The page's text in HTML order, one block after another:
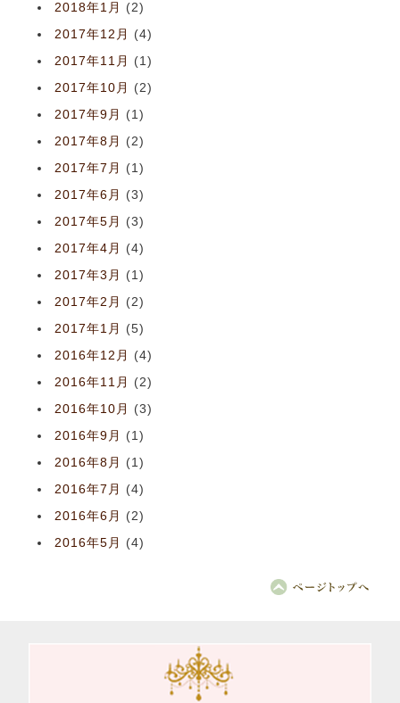
2018年1月
(2)
2017年12月
(4)
2017年11月
(1)
2017年10月
(2)
2017年9月
(1)
2017年8月
(2)
2017年7月
(1)
2017年6月
(3)
2017年5月
(3)
2017年4月
(4)
2017年3月
(1)
2017年2月
(2)
2017年1月
(5)
2016年12月
(4)
2016年11月
(2)
2016年10月
(3)
2016年9月
(1)
2016年8月
(1)
2016年7月
(4)
2016年6月
(2)
2016年5月
(4)